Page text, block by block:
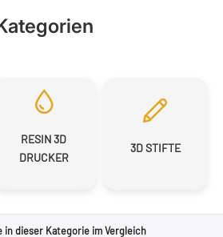
RESIN 3D
DRUCKER
3D STIFTE
in dieser Kategorie im Vergleich